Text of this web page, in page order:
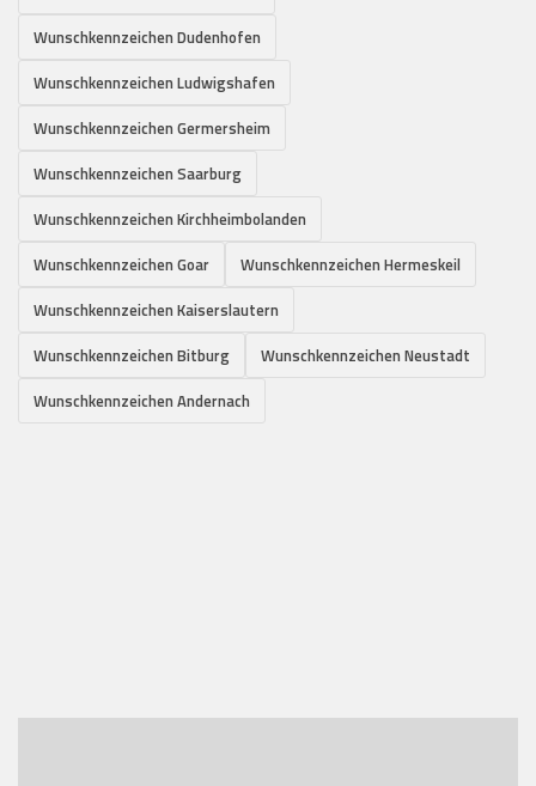
Wunschkennzeichen Dudenhofen
Wunschkennzeichen Ludwigshafen
Wunschkennzeichen Germersheim
Wunschkennzeichen Saarburg
Wunschkennzeichen Kirchheimbolanden
Wunschkennzeichen Goar
Wunschkennzeichen Hermeskeil
Wunschkennzeichen Kaiserslautern
Wunschkennzeichen Bitburg
Wunschkennzeichen Neustadt
Wunschkennzeichen Andernach